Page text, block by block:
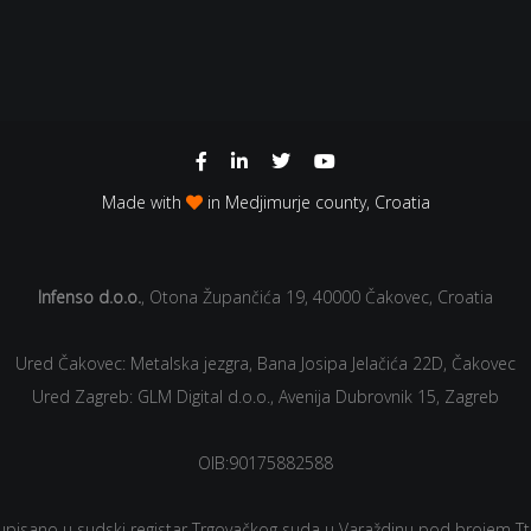
Made with in Medjimurje county, Croatia
Infenso d.o.o., Otona Župančića 19, 40000 Čakovec, Croatia
Ured Čakovec: Metalska jezgra, Bana Josipa Jelačića 22D, Čakovec
Ured Zagreb: GLM Digital d.o.o., Avenija Dubrovnik 15, Zagreb
OIB:90175882588